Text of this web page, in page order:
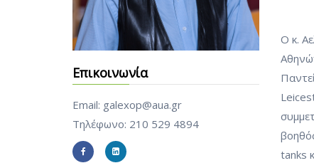
Επικοινωνία
Email: galexop@aua.gr
Τηλέφωνο: 210 529 4894
Ο κ.
tanks